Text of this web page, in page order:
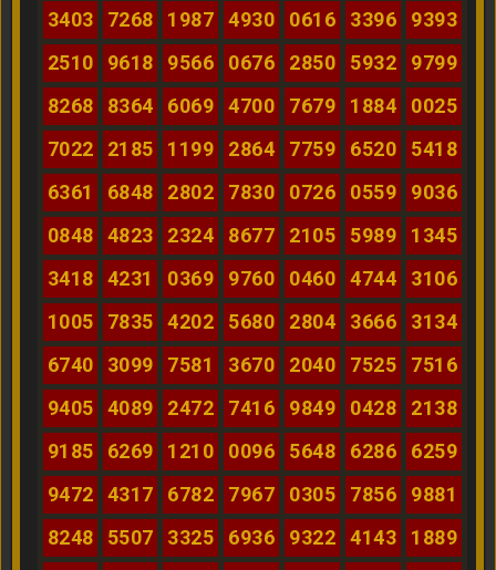
3403
7268 1987 4930 0616 3396
9393
2510
9618 9566 0676 2850 5932
9799
8268
8364 6069 4700 7679 1884
0025
7022
2185 1199 2864 7759 6520
5418
6361
6848 2802 7830 0726 0559
9036
0848
4823 2324 8677 2105 5989
1345
3418
4231 0369 9760 0460 4744
3106
1005
7835 4202 5680 2804 3666
3134
6740
3099 7581 3670 2040 7525
7516
9405
4089 2472 7416 9849 0428
2138
9185
6269 1210 0096 5648 6286
6259
9472
4317 6782 7967 0305 7856
9881
8248
5507 3325 6936 9322 4143
1889